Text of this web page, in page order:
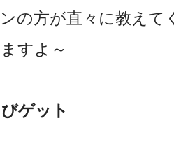
の方が直々に教えて
すよ～
ゲット